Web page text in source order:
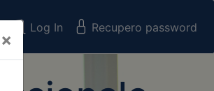
×
Log In Recupero password